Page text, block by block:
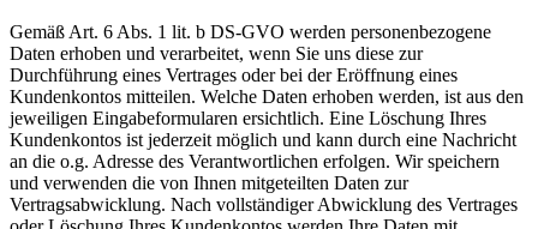
Gemäß Art. 6 Abs. 1 lit. b DS-GVO werden personenbezogene
Daten erhoben und verarbeitet, wenn Sie uns diese zur
Durchführung eines Vertrages oder bei der Eröffnung eines
Kundenkontos mitteilen. Welche Daten erhoben werden, ist aus den
jeweiligen Eingabeformularen ersichtlich. Eine Löschung Ihres
Kundenkontos ist jederzeit möglich und kann durch eine Nachricht
an die o.g. Adresse des Verantwortlichen erfolgen. Wir speichern
und verwenden die von Ihnen mitgeteilten Daten zur
Vertragsabwicklung. Nach vollständiger Abwicklung des Vertrages